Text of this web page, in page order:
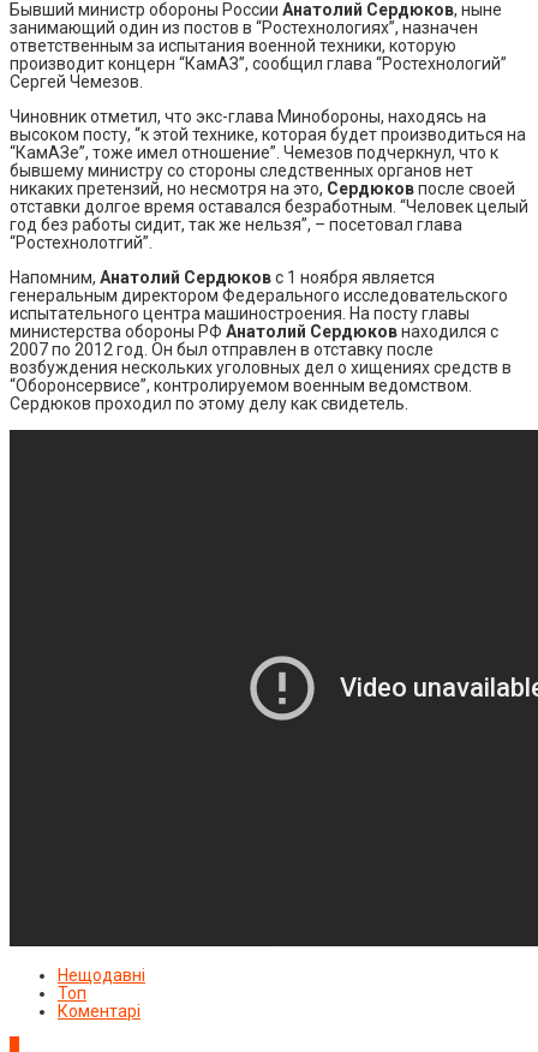
Бывший министр обороны России Анатолий Сердюков, ныне
занимающий один из постов в “Ростехнологиях”, назначен
ответственным за испытания военной техники, которую
производит концерн “КамАЗ”, сообщил глава “Ростехнологий”
Сергей Чемезов.
Чиновник отметил, что экс-глава Минобороны, находясь на
высоком посту, “к этой технике, которая будет производиться на
“КамАЗе”, тоже имел отношение”. Чемезов подчеркнул, что к
бывшему министру со стороны следственных органов нет
никаких претензий, но несмотря на это, Сердюковпосле своей
отставки долгое время оставался безработным. “Человек целый
год без работы сидит, так же нельзя”, – посетовал глава
“Ростехнолотгий”.
Напомним, Анатолий Сердюковс 1 ноября является
генеральным директором Федерального исследовательского
испытательного центра машиностроения. На посту главы
министерства обороны РФ Анатолий Сердюковнаходился с
2007 по 2012 год. Он был отправлен в отставку после
возбуждения нескольких уголовных дел о хищениях средств в
“Оборонсервисе”, контролируемом военным ведомством.
Сердюков проходил по этому делу как свидетель.
Нещодавні
Топ
Коментарі